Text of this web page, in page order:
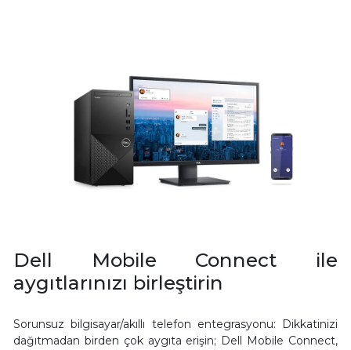
Dell Mobile Connect ile
aygıtlarınızı birleştirin
Sorunsuz bilgisayar/akıllı telefon entegrasyonu: Dikkatinizi
dağıtmadan birden çok aygıta erişin; Dell Mobile Connect,